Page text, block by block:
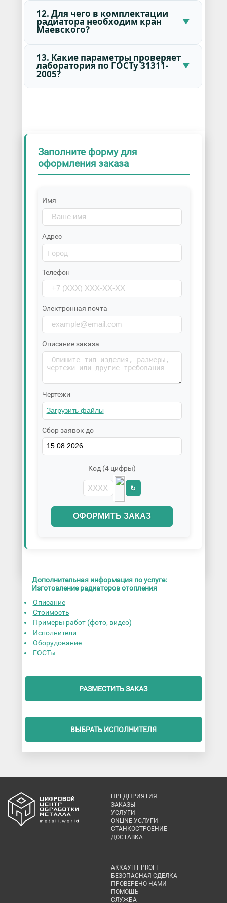
12. Для чего в комплектации
радиатора необходим кран
Маевского?
13. Какие параметры проверяет
лаборатория по ГОСТу 31311-
2005?
Заполните форму для
оформления заказа
Имя
Адрес
Телефон
Электронная почта
Описание заказа
Чертежи
Сбор заявок до
Код (4 цифры)
↻
ОФОРМИТЬ ЗАКАЗ
Дополнительная информация по услуге:
Изготовление радиаторов отопления
Описание
Стоимость
Примеры работ (фото, видео)
Исполнители
Оборудование
ГОСТы
РАЗМЕСТИТЬ ЗАКАЗ
ВЫБРАТЬ ИСПОЛНИТЕЛЯ
ПРЕДПРИЯТИЯ
ЗАКАЗЫ
УСЛУГИ
ONLINE УСЛУГИ
СТАНКОСТРОЕНИЕ
ДОСТАВКА
АККАУНТ PROFI
БЕЗОПАСНАЯ СДЕЛКА
ПРОВЕРЕНО НАМИ
ПОМОЩЬ
СЛУЖБА